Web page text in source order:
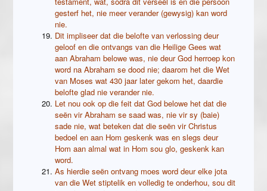
gesterf het, nie meer verander (gewysig) kan word
nie.
Dit impliseer dat die belofte van verlossing deur
geloof en die ontvangs van die Heilige Gees wat
aan Abraham belowe was, nie deur God herroep kon
word na Abraham se dood nie; daarom het die Wet
van Moses wat 430 jaar later gekom het, daardie
belofte glad nie verander nie.
Let nou ook op die feit dat God belowe het dat die
seën vir Abraham se saad was, nie vir sy (baie)
sade nie, wat beteken dat die seën vir Christus
bedoel en aan Hom geskenk was en slegs deur
Hom aan almal wat in Hom sou glo, geskenk kan
word.
As hierdie seën ontvang moes word deur elke jota
van die Wet stiptelik en volledig te onderhou, sou dit